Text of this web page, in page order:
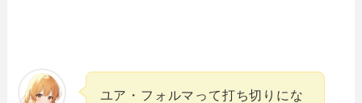
ユア・フォルマって打ち切りにな